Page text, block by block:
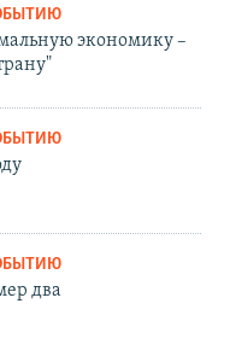
экономику –
два